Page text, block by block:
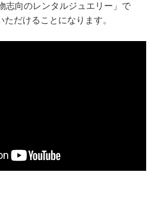
志向のレンタルジュエリー」で
だけることになります。